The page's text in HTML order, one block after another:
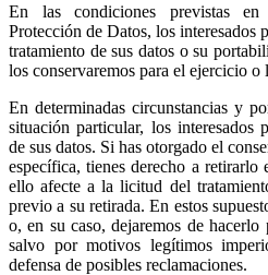
En las condiciones previstas
Protección de Datos, los interesados
tratamiento de sus datos o su
los conservaremos para el ejercicio o
En determinadas circunstancias y
situación particular, los interesados
de sus datos. Si has otorgado el
específica, tienes derecho a
ello afecte a la licitud del
previo a su retirada. En estos
o, en su caso, dejaremos de
salvo por motivos legítimos
defensa de posibles reclamaciones.